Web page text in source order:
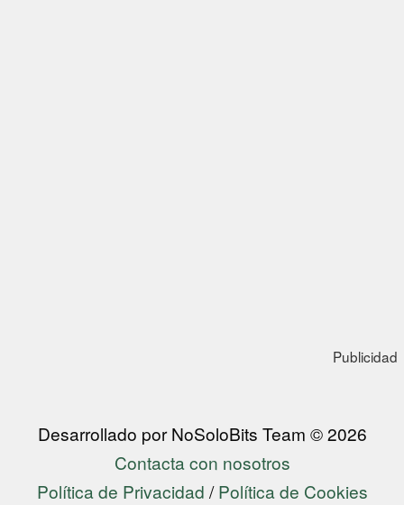
Publicidad
Desarrollado por NoSoloBits Team © 2026
Contacta con nosotros
Política de Privacidad /Política de Cookies